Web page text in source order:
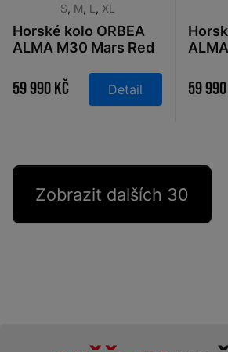
S, M, L , XL
Horské kolo ORBEA
ALMA M30 Mars Red
Red 2026
59 990 Kč Detail 59
Zobrazit dalších 30